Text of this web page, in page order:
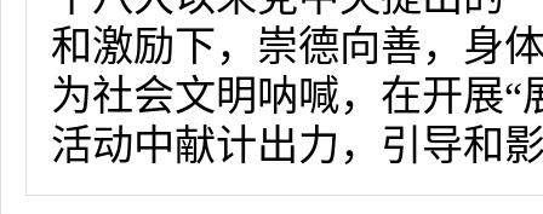
和激励下，崇德向善，身
为社会文明呐喊，在开展
活动中献计出力，引导和